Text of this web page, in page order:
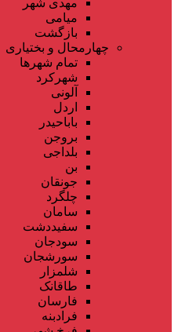
میامی
بازگشت
چهارمحال و بختیاری
تمام شهر‌ها
شهرکرد
آلونی
اردل
باباحیدر
بروجن
بلداجی
بن
جونقان
چلگرد
سامان
سفیددشت
سودجان
سورشجان
شلمزار
طاقانک
فارسان
فرادبنه